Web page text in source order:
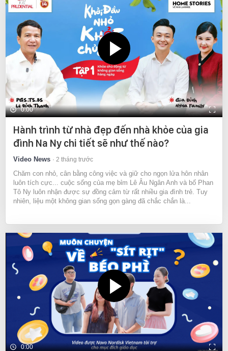
0:00
Hành trình từ nhà đẹp đến nhà khỏe của gia
đình Na Ny chi tiết sẽ như thế nào?
Video News 2 tháng trước
Chăm con nhỏ, cân bằng công việc và giữ cho ngọn lửa hôn nhân
luôn tích cực... cuộc sống của mẹ bỉm Lê Âu Ngân Anh và bố Phan
Tô Ny luôn nhận được sự đồng cảm từ rất nhiều gia đình trẻ. Tuy
nhiên, liệu một không gian sống gọn gàng đã chắc chắn là...
0:00